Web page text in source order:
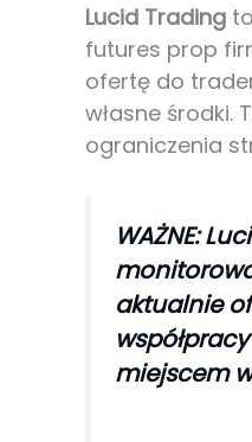
Lucid Trading
futures prop
ofertę do
własne środki.
ograniczenia
WAŻNE:
aktualnie
miejscem